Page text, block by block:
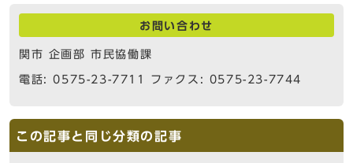
お問い合わせ
関市 企画部 市民協働課
電話: 0575-23-7711 ファクス: 0575-23-7744
この記事と同じ分類の記事